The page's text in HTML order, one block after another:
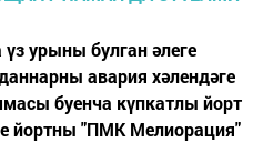
урыны булган әлеге
авария хәлендәге
буенча күпкатлы йорт
йортны "ПМК Мелиорация"